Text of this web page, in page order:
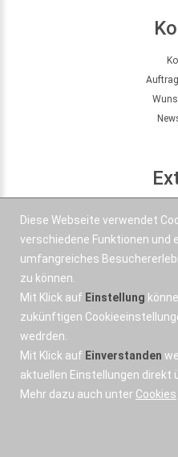
Diese Webseite verwendet
verschiedene Funktionen und
umfangreiches
zu können.
Mit Klick auf Einstellung
zukünftigen
wedrden.
Mit Klick auf Einverstanden
aktuellen Einstellungen direkt
Mehr dazu auch unter Cookies